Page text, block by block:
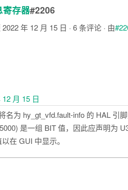
寄存器#2206
2022 年 12 月 15 日 · 6 条评论 · 由
月 15 日
名为 hy_gt_vfd.fault-info 的 HAL 引
是一组 BIT 值，因此应声明为
在 GUI 中显示。